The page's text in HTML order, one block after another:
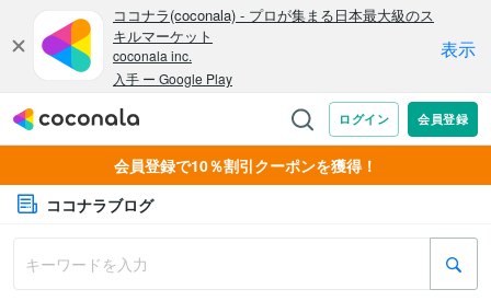
会員登録で10％割引クーポンを獲得！
ココナラブログ